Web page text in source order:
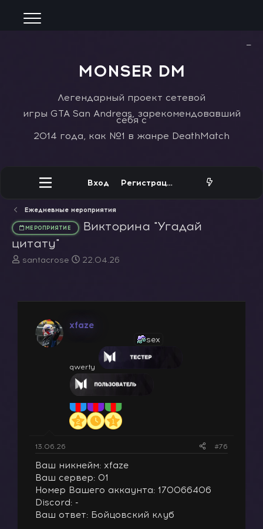
−
MONSER DM
Легендарный проект сетевой
игры GTA San Andreas, зарекомендовавший
себя с
2014 года, как №1 в жанре DeathMatch
Вход Регистрация
Ежедневные мероприятия
МЕРОПРИЯТИЕ
Викторина "Угадай
цитату"
А
р
santacrose
Д
н
ч
22.04.26
xfaze
sex
qwerty
13.06.26 #76
Ваш никнейм: xfaze
Ваш сервер: 01
Номер Вашего аккаунта: 170066406
Discord: -
Ваш ответ: Бойцовский клуб